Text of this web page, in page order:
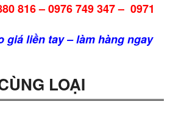
816 – 0976 749 347 – 0971
giá liền tay – làm hàng ngay
LOẠI